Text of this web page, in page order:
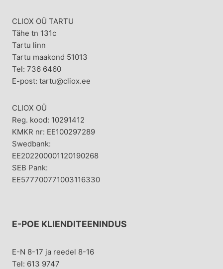
CLIOX OÜ TARTU
Tähe tn 131c
Tartu linn
Tartu maakond 51013
Tel: 736 6460
E-post: tartu@cliox.ee
CLIOX OÜ
Reg. kood: 10291412
KMKR nr: EE100297289
Swedbank:
EE202200001120190268
SEB Pank:
EE577700771003116330
E-POE KLIENDITEENINDUS
E-N 8-17 ja reedel 8-16
Tel: 613 9747